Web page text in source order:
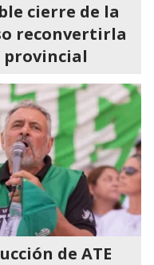
cierre de la
reconvertirla
provincial
de ATE